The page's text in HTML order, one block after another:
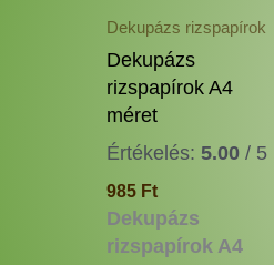
Dekupázs rizspapírok
Dekupázs
rizspapírok A4
méret
Értékelés: 5.00/ 5
985 Ft
Dekupázs
rizspapírok A4
a